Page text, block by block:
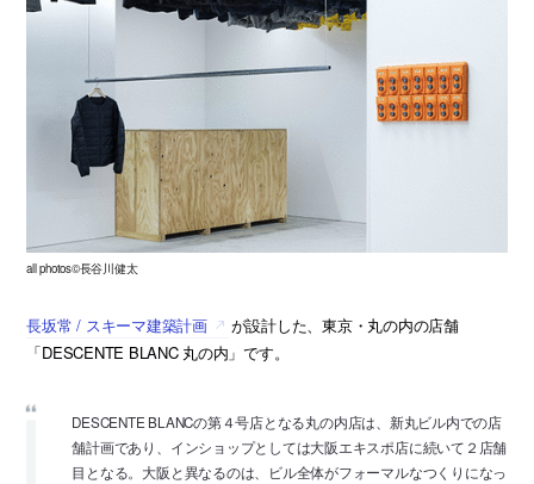
all photos©長谷川健太
長坂常 / スキーマ建築計画
が設計した、東京・丸の内の店舗
「DESCENTE BLANC 丸の内」です。
DESCENTE BLANCの第４号店となる丸の内店は、新丸ビル内での店
舗計画であり、インショップとしては大阪エキスポ店に続いて２店舗
目となる。大阪と異なるのは、ビル全体がフォーマルなつくりになっ